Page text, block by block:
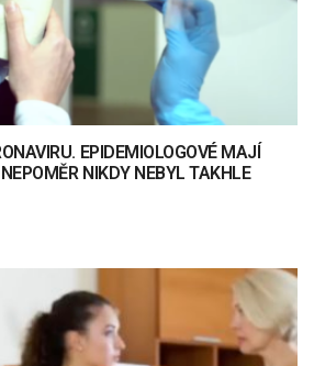
EPIDEMIOLOGOVÉ MAJÍ
NIKDY NEBYL TAKHLE